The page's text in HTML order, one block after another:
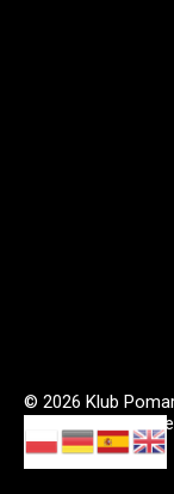
© 2026 Klub
prawa